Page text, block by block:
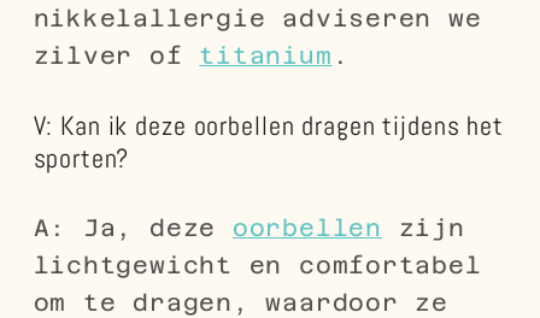
nikkelallergie adviseren we
zilver of titanium .
V: Kan ik deze oorbellen dragen tijdens het
sporten?
A: Ja, deze oorbellen zijn
lichtgewicht en comfortabel
om te dragen, waardoor ze